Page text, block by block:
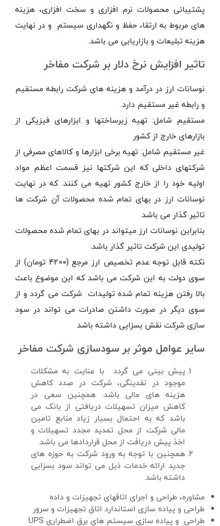
پشتیبانی محصولات نرم افزاری و سخت افزاری، هزینه
های مربوط به ارتقا، حفظ و نگهداری سیستم و در نهایت
هزینه تبلیعات و بازاریابی می باشد.
تاثیر افزایش نرخ دلار بر شرکت مفاخر
نوسانات ارز در درآمد و هزینه های شرکت رابطه مستقیم
و رابطه غیر مستقیم دارد.
مستقیم شامل: تهیه زیرساختها و ابزارهای فیزیکی از
بازارهای خارج از کشور
غیر مستقیم شامل: تهیه برخی ابزارها و کالاهای مصرفی از
شرکتهای داخلی که این شرکتها نیز قسمت اعظم مواد
اولیه خود را از خارج کشور تهیه می کنند. که در نهایت
نوسانات ارز در بهای تمام شده محصولات آن شرکت ها
تاثیر گذار می باشد.
بنابراین نوسانات ارز میتواند در بهای تمام شده محصولات
تولیدی این شرکت تاثیر گذار باشد.
نکته قابل توجه عدم تخصیص ارز مرجع (4200 تومان) از
سوی دولت به این شرکت می باشد که این موضوع باعث
بالا رفتن هزینه تمام شده تولیدات شرکت می گردد و از
سوی دیگر در صورت داشتن صادرات می تواند در سود
سازی شرکت نقش بسزایی داشته باشد
سایر عوامل موثر بر سودسازی شرکت مفاخر
پیش بینی می گردد با عنایت به مشکلات
موجود در نقدینگی، شرکت در صدد کاهش
هزینه های مالی باشد. همچنین سعی در
کاهش میزان تسهیلات دریافتی از بانک می
باشد که به احتمال بسیار زیاد منابع تامین
مالی شرکت از محل تمدید مجدد تسهیلات و
اخذ پیش دریافت از محل قراردادها می باشد.
همچنین با توجه به ورود شرکت به حوزه های
جدید ارائه خدمات ذیل می تواند سود بسزایی
داشته باشد.
مشاوره، طراحی و اجرای اتاقهای تجهیزات و داده
طراحی و پیاده سازی استاندارد اتاق تجهیزات و سرور
طراحی و پیاده سازی سيستم های برق اضطراری